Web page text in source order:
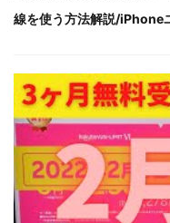
線を使う方法解説/